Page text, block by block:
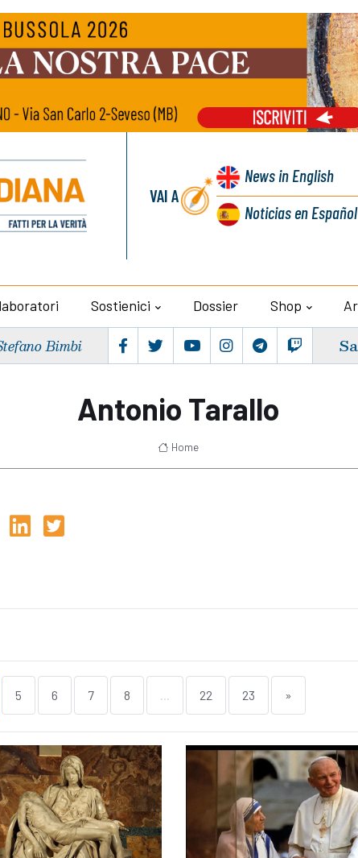
VAI A
Newsin English
Noticiasen Español
Sostienici Dossier Shop
Bimbi
Antonio Tarallo
Home
5 6 7 8 ... 22 23 »